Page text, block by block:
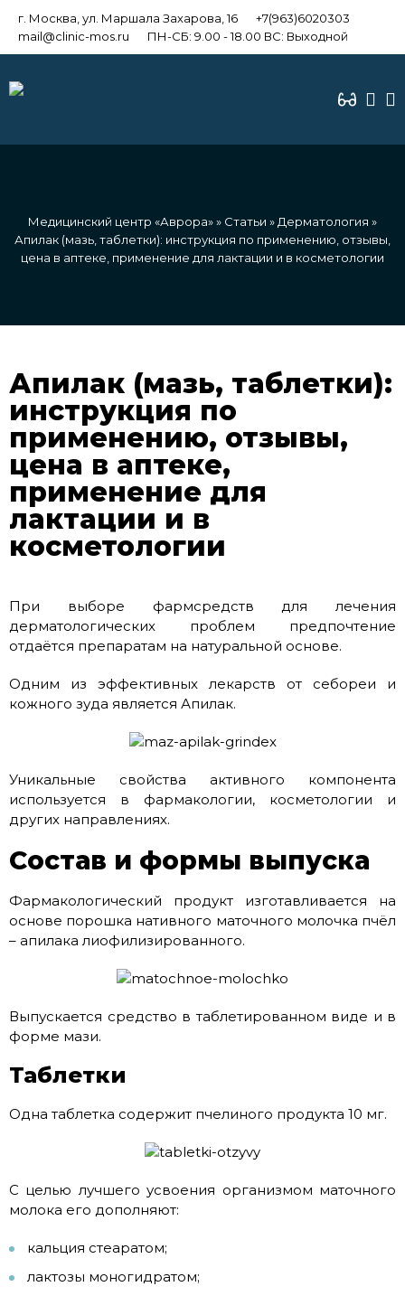
г. Москва, ул. Маршала Захарова, 16
+7(963)6020303
mail@clinic-mos.ru
ПН-СБ: 9.00 - 18.00 ВС: Выходной
Медицинский центр «Аврора»» Статьи » Дерматология »
Апилак (мазь, таблетки): инструкция по применению, отзывы,
цена в аптеке, применение для лактации и в косметологии
Апилак (мазь, таблетки):
инструкция по
применению, отзывы,
цена в аптеке,
применение для
лактации и в
косметологии
При выборе фармсредств для лечения
дерматологических проблем предпочтение
отдаётся препаратам на натуральной основе.
Одним из эффективных лекарств от себореи и
кожного зуда является Апилак.
Уникальные свойства активного компонента
используется в фармакологии, косметологии и
других направлениях.
Состав и формы выпуска
Фармакологический продукт изготавливается на
основе порошка нативного маточного молочка пчёл
– апилака лиофилизированного.
Выпускается средство в таблетированном виде и в
форме мази.
Таблетки
Одна таблетка содержит пчелиного продукта 10 мг.
С целью лучшего усвоения организмом маточного
молока его дополняют:
кальция стеаратом;
лактозы моногидратом;